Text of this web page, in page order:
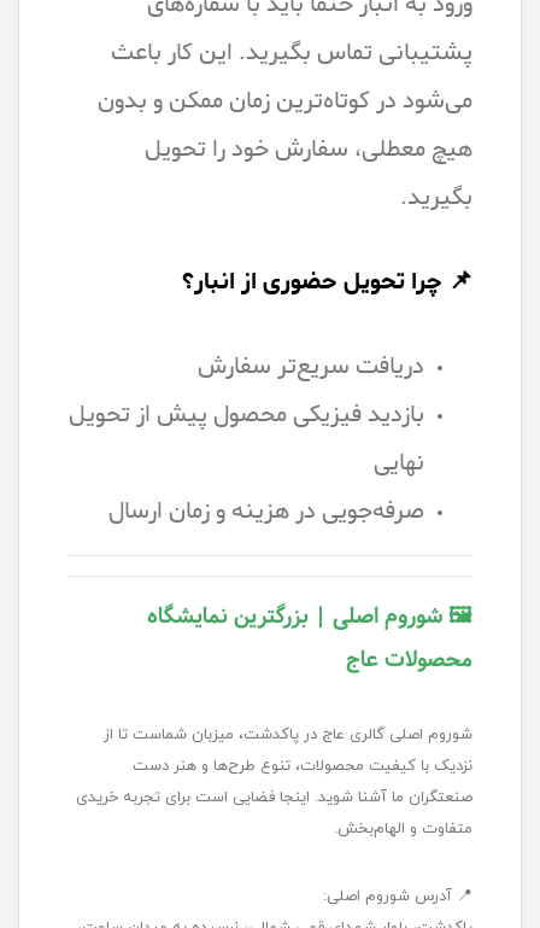
پشتیبانی تماس بگیرید. این کار باعث
می‌شود در کوتاه‌ترین زمان ممکن و بدون
هیچ معطلی، سفارش خود را تحویل
بگیرید.
📌 چرا تحویل حضوری از انبار؟
دریافت سریع‌تر سفارش
بازدید فیزیکی محصول پیش از تحویل
نهایی
صرفه‌جویی در هزینه و زمان ارسال
🖼️ شوروم اصلی | بزرگترین نمایشگاه
محصولات عاج
شوروم اصلی گالری عاج در پاکدشت، میزبان شماست تا از
نزدیک با کیفیت محصولات، تنوع طرح‌ها و هنر دست
صنعتگران ما آشنا شوید. اینجا فضایی است برای تجربه خریدی
متفاوت و الهام‌بخش.
📍 آدرس شوروم اصلی: